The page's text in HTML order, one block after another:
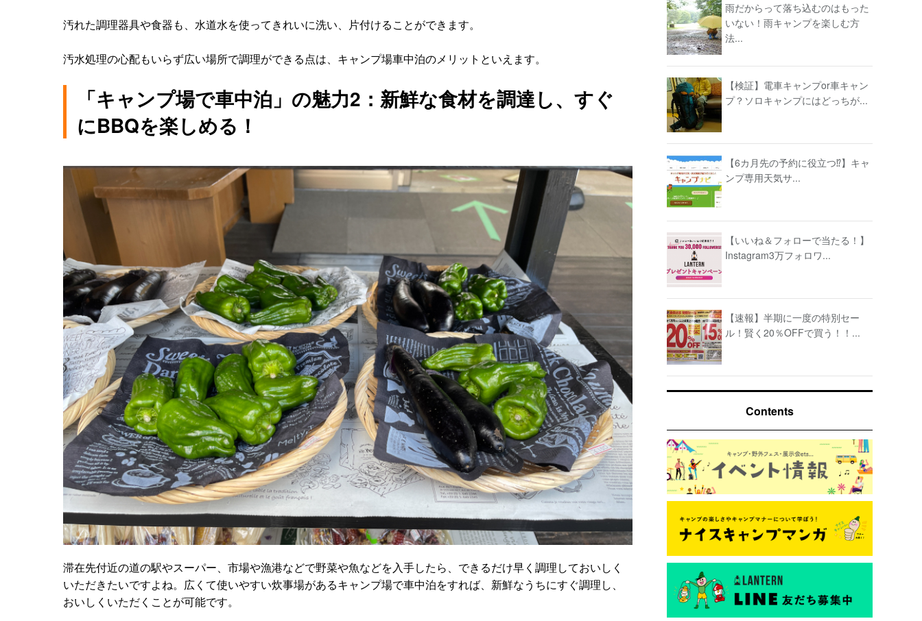
汚れた調理器具や食器も、水道水を使ってきれいに洗い、片付けることができます。
汚水処理の心配もいらず広い場所で調理ができる点は、キャンプ場車中泊のメリットといえます。
「キャンプ場で車中泊」の魅力2：新鮮な食材を調達し、すぐ
にBBQを楽しめる！
滞在先付近の道の駅やスーパー、市場や漁港などで野菜や魚などを入手したら、できるだけ早く調理しておいしく
いただきたいですよね。広くて使いやすい炊事場があるキャンプ場で車中泊をすれば、新鮮なうちにすぐ調理し、
おいしくいただくことが可能です。
雨だからって落ち込むのはもった
いない！雨キャンプを楽しむ方
法...
【検証】電車キャンプor車キャン
プ？ソロキャンプにはどっちが...
【6カ月先の予約に役立つ⁉】キャ
ンプ専用天気サ...
【いいね＆フォローで当たる！】
Instagram3万フォロワ...
【速報】半期に一度の特別セー
ル！賢く20％OFFで買う！！...
Contents